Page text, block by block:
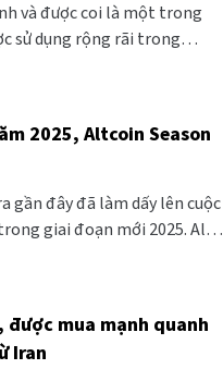
và được coi là một trong
sử dụng rộng rãi trong
tệ được giao dịch nhiều
2025, Altcoin Season
gần đây đã làm dấy lên cuộc
giai đoạn mới 2025. Alex
mua mạnh quanh
Iran